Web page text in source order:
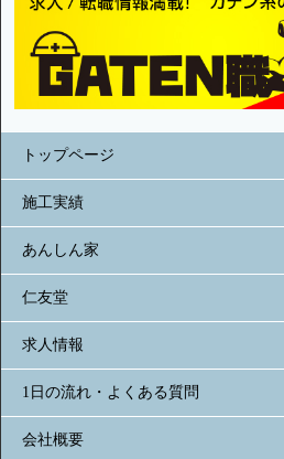
トップページ
施工実績
あんしん家
仁友堂
求人情報
1日の流れ・よくある質問
会社概要